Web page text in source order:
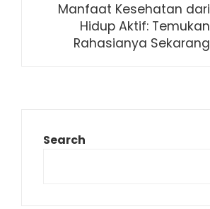
Manfaat Kesehatan dari
Hidup Aktif: Temukan
Rahasianya Sekarang
Search